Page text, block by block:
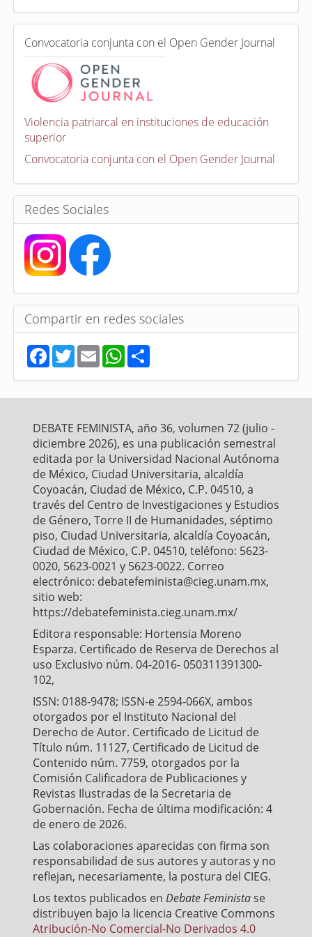
a
e
n
C
o
o
a
t
o
r
a
s
Convocatoria conjunta con el Open Gender Journal
Violencia patriarcal en instituciones de educación
superior
Convocatoria conjunta con el Open Gender Journal
Redes Sociales
Compartir en redes sociales
F
a
c
e
b
k
T
w
t
t
E
m
a
i
l
W
h
a
t
s
p
S
h
r
e
DEBATE FEMINISTA, año 36, volumen 72 (julio -
diciembre 2026), es una publicación semestral
editada por la Universidad Nacional Autónoma
de México, Ciudad Universitaria, alcaldía
Coyoacán, Ciudad de México, C.P. 04510, a
través del Centro de Investigaciones y Estudios
de Género, Torre II de Humanidades, séptimo
piso, Ciudad Universitaria, alcaldía Coyoacán,
Ciudad de México, C.P. 04510, teléfono: 5623-
0020, 5623-0021 y 5623-0022. Correo
electrónico: debatefeminista@cieg.unam.mx,
sitio web:
https://debatefeminista.cieg.unam.mx/
Editora responsable: Hortensia Moreno
Esparza. Certificado de Reserva de Derechos al
uso Exclusivo núm. 04-2016- 050311391300-
102,
ISSN: 0188-9478; ISSN-e 2594-066X, ambos
otorgados por el Instituto Nacional del
Derecho de Autor. Certificado de Licitud de
Título núm. 11127, Certificado de Licitud de
Contenido núm. 7759, otorgados por la
Comisión Calificadora de Publicaciones y
Revistas Ilustradas de la Secretaria de
Gobernación. Fecha de última modificación: 4
de enero de 2026.
Las colaboraciones aparecidas con firma son
responsabilidad de sus autores y autoras y no
reflejan, necesariamente, la postura del CIEG.
Los textos publicados en Debate Feministase
distribuyen bajo la licencia Creative Commons
Atribución-No Comercial-No Derivados 4.0